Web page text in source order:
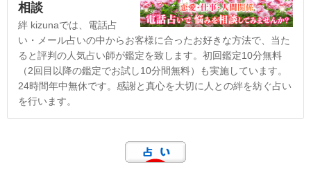
相談
絆 kizunaでは、電話占
い・メール占いの中からお客様に合ったお好きな方法で、当た
ると評判の人気占い師が鑑定を致します。初回鑑定10分無料
（2回目以降の鑑定でお試し10分間無料）も実施しています。
24時間年中無休です。感謝と真心を大切に人との絆を紡ぐ占い
を行います。